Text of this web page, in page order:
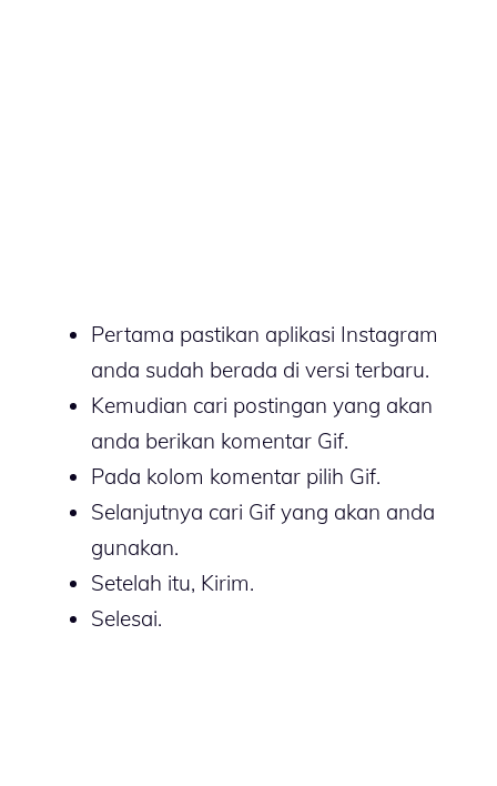
Pertama pastikan aplikasi Instagram
anda sudah berada di versi terbaru.
Kemudian cari postingan yang akan
anda berikan komentar Gif.
Pada kolom komentar pilih Gif.
Selanjutnya cari Gif yang akan anda
gunakan.
Setelah itu, Kirim.
Selesai.